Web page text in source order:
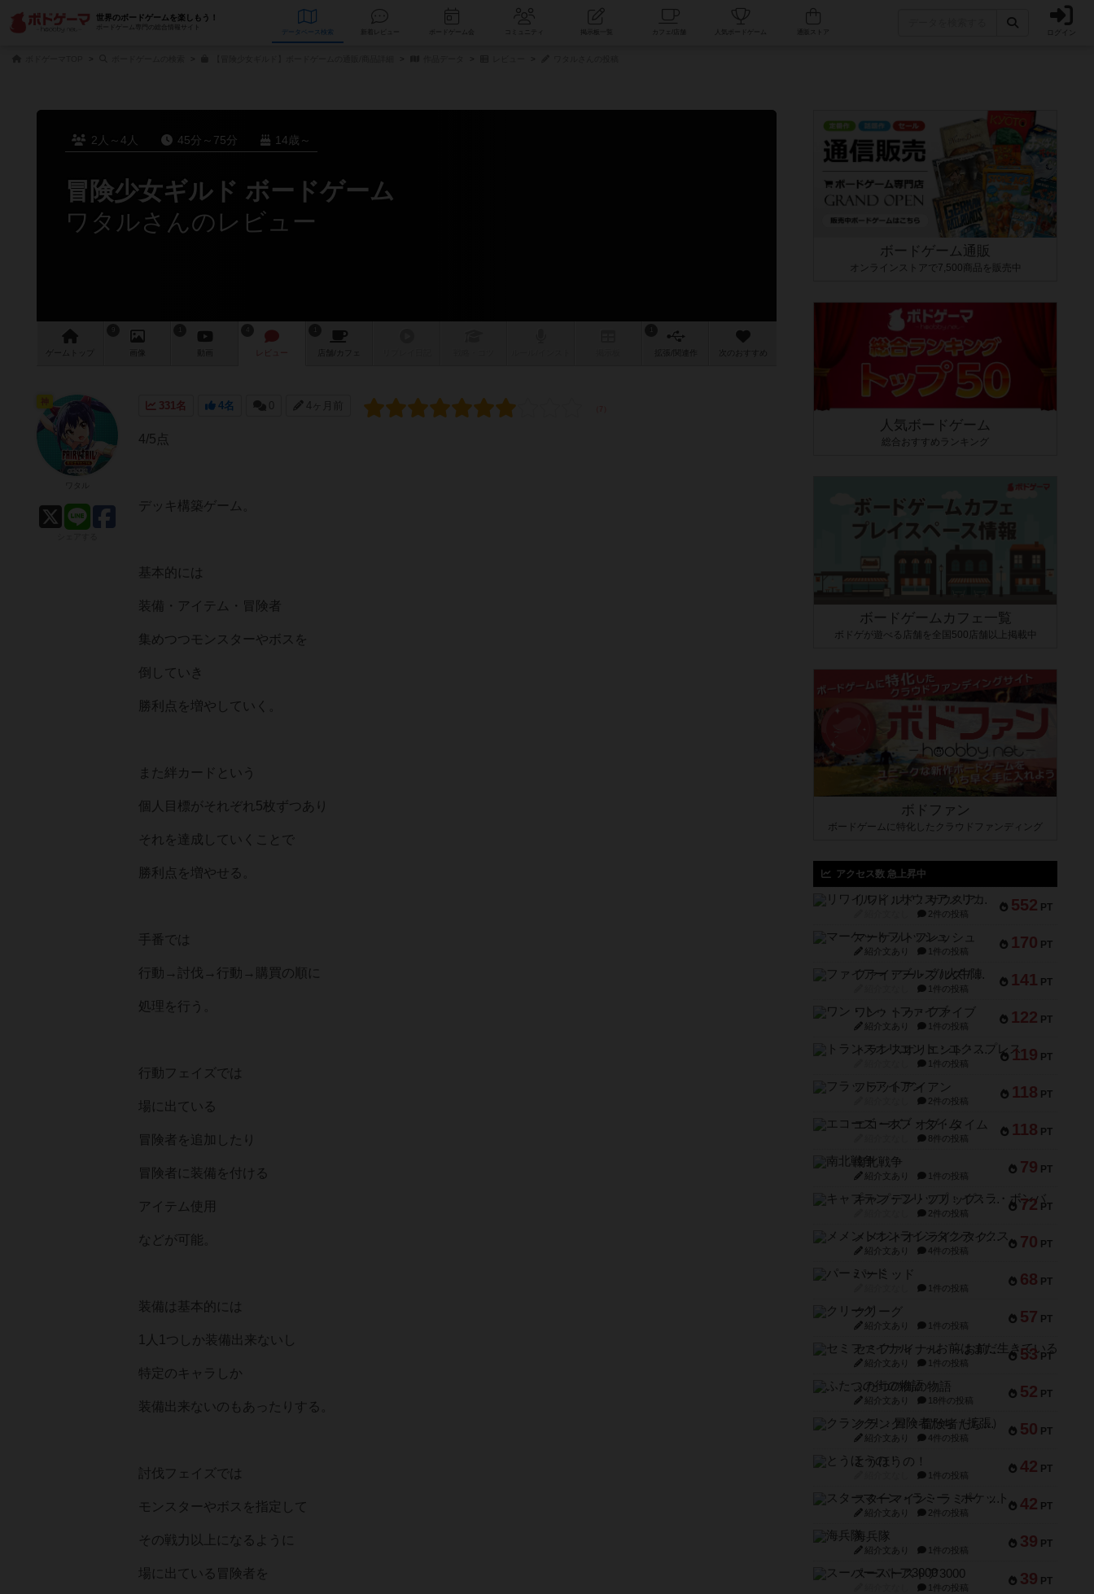
世界のボードゲームを楽しもう！
ボードゲーム専門の総合情報サイト
データベース コミュニティ 人気ボードゲーム ログイン
2人～4人 45分～75分 14歳～
冒険少女ギルド ボードゲーム
ワタルさんのレビュー
ゲーム 画像 レビュー 店舗/ カフェ 作 次のおすすめ
331名 4名 0 4ヶ月前
4/5点
デッキ構築ゲーム。
基本的には
装備・アイテム・冒険者
集めつつモンスターやボスを
倒していき
勝利点を増やしていく。
また絆カードという
個人目標がそれぞれ5枚ずつあり
それを達成していくことで
勝利点を増やせる。
手番では
行動→討伐→行動→購買の順に
処理を行う。
行動フェイズでは
場に出ている
冒険者を追加したり
冒険者に装備を付ける
アイテム使用
などが可能。
装備は基本的には
1人1つしか装備出来ないし
特定のキャラしか
装備出来ないのもあったりする。
討伐フェイズでは
モンスターやボスを指定して
その戦力以上になるように
場に出ている冒険者を
ボードゲーム通販
オンラインストアで7,500商品を販売中
人気ボードゲーム
総合おすすめランキング
ボードゲームカフェ一覧
ボドゲが遊べる店舗を全国500店舗以上掲載中
ボドファン
ボードゲームに特化したクラウドファンディング
アクセス数 急上昇中
552 PT
リワイルド：サウスアメリカ
2件の投稿
170 PT
マーケットフレッシュ
紹介文あり 1件の投稿
141 PT
ファイアー・ブルズ / 火牛陣
1件の投稿
122 PT
ワン・トゥ・ファイブ
紹介文あり 1件の投稿
119 PT
トランスオリエント・エクスプレス
1件の投稿
118 PT
フラットアイアン
2件の投稿
118 PT
エコーズ・オブ・タイム
8件の投稿
79 PT
南北戦争
紹介文あり 1件の投稿
72 PT
キャプテン・フリップ：イスラ・ボンバ
2件の投稿
70 PT
メメントオンラインタクティクス
紹介文あり 4件の投稿
68 PT
パーミッド
1件の投稿
57 PT
クリーグ
紹介文あり 1件の投稿
53 PT
セミファイナル ～お前はまだ生きている～
紹介文あり 1件の投稿
52 PT
ふたつの街の物語
紹介文あり 18件の投稿
50 PT
クランク! ：冒険者たち（拡張）
紹介文あり 4件の投稿
42 PT
とうほうの！
1件の投稿
42 PT
スターマイン・ラミー ポケット
紹介文あり 2件の投稿
39 PT
海兵隊
紹介文あり 1件の投稿
39 PT
スーパーストア3000
1件の投稿